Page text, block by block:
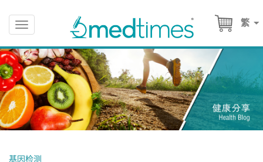
繁
Toggle
navigation
基因检测